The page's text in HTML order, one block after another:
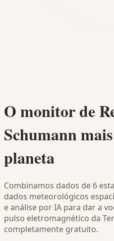
O monitor de
Schumann
planeta
Combinamos dados de 6
dados meteorológicos
e análise por IA para dar a
pulso eletromagnético da
completamente gratuito.